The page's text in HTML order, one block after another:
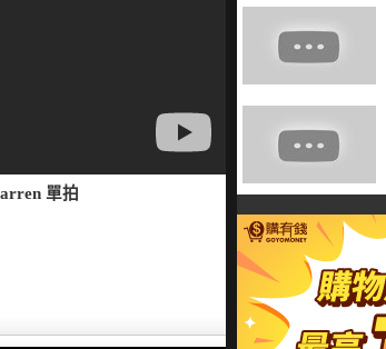
單拍